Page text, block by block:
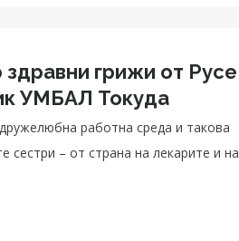
грижи от Русе
УМБАЛ Токуда
работна среда и такова
– от страна на лекарите и на